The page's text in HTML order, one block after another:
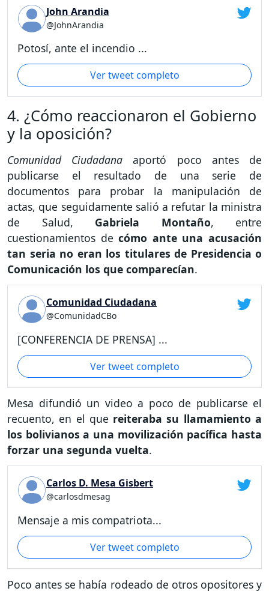
John Arandia
@JohnArandia
Potosí, ante el incendio ...
Ver tweet completo
4. ¿Cómo reaccionaron el Gobierno
y la oposición?
Comunidad Ciudadanaaportó poco antes de
publicarse el resultado de una serie de
documentos para probar la manipulación de
actas, que seguidamente salió a refutar la ministra
de Salud, Gabriela Montaño, entre
cuestionamientos decómo ante una acusación
tan seria no eran los titulares de Presidencia o
Comunicación los que comparecían.
Comunidad Ciudadana
@ComunidadCBo
[CONFERENCIA DE PRENSA] ...
Ver tweet completo
Mesa difundió un video a poco de publicarse el
recuento, en el que reiteraba su llamamiento a
los bolivianos a una movilización pacífica hasta
forzar una segunda vuelta.
Carlos D. Mesa Gisbert
@carlosdmesag
Mensaje a mis compatriota...
Ver tweet completo
Poco antes se había rodeado de otros opositores y